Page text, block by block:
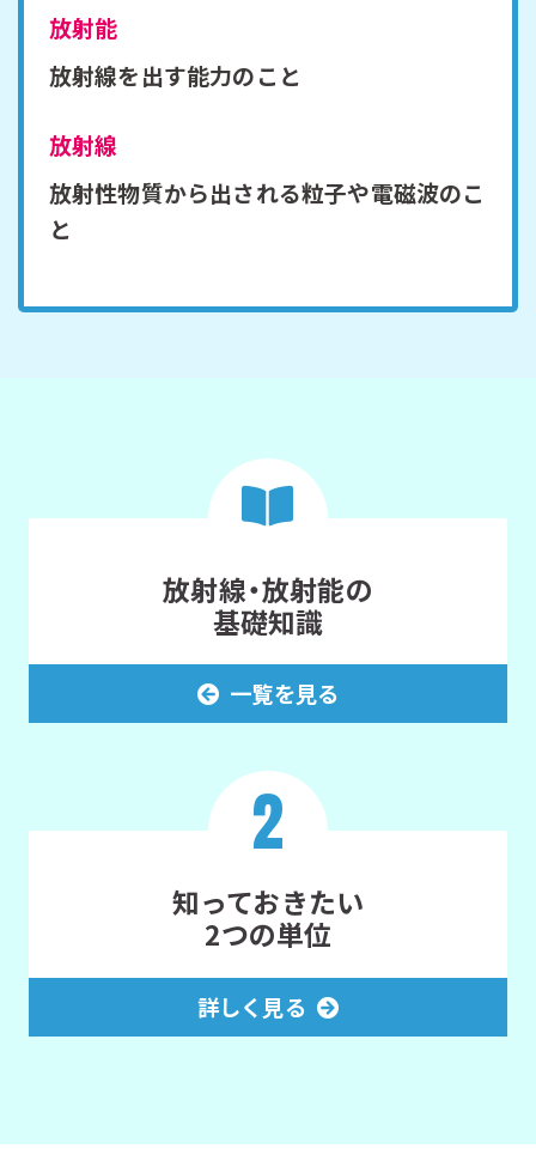
放射能
放射線を出す能力のこと
放射線
放射性物質から出される粒子や電磁波のこ
と
放射線・放射能の
基礎知識
一覧を見る
2
知っておきたい
2つの単位
詳しく見る